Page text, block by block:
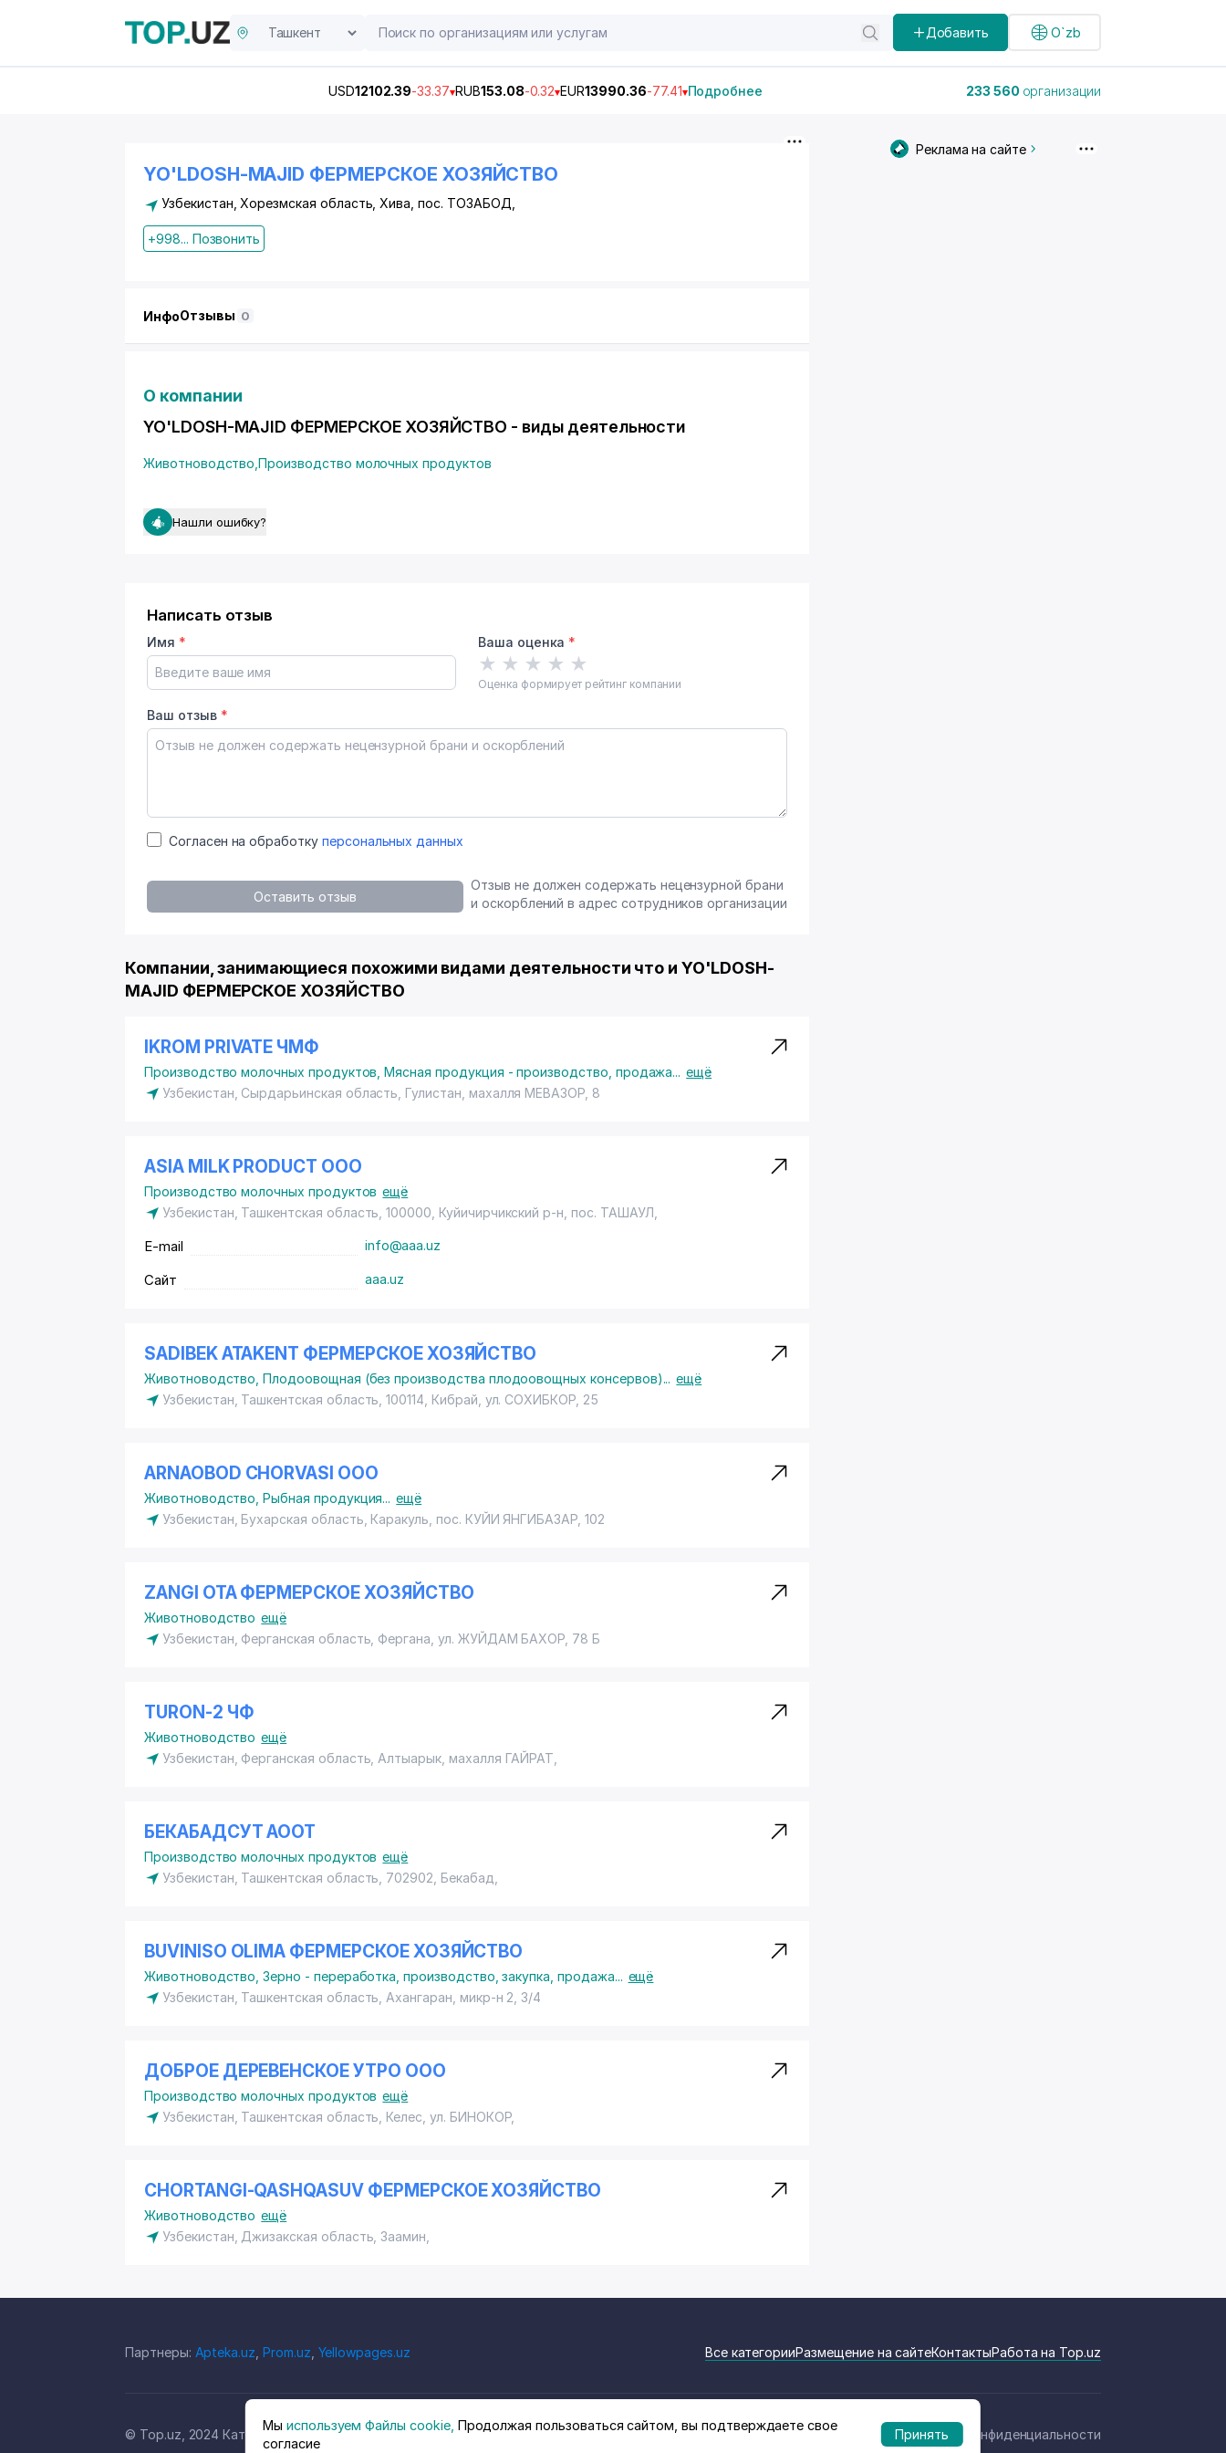
Добавить O`zb
USD12102.39-33.37 RUB153.08-0.32 EUR13990.36-77.41 Подробнее 233 560 организации
YO'LDOSH-MAJID ФЕРМЕРСКОЕ ХОЗЯЙСТВО
Узбекистан, Хорезмская область, Хива,пос. ТОЗАБОД
+998... Позвонить
ИнфоОтзывы 0
О компании
YO'LDOSH-MAJID ФЕРМЕРСКОЕ ХОЗЯЙСТВО - виды деятельности
Животноводство ,Производство молочных продуктов
Нашли ошибку?
Написать отзыв
Имя * Ваша оценка *
★ ★ ★ ★ ★
Оценка формирует рейтинг компании
Ваш отзыв *
Согласен на обработку персональных данных
Оставить отзыв
Отзыв не должен содержать нецензурной брани
и оскорблений в адрес сотрудников организации
Компании, занимающиеся похожими видами деятельности что и YO'LDOSH-
MAJID ФЕРМЕРСКОЕ ХОЗЯЙСТВО
IKROM PRIVATE ЧМФ
Производство молочных продуктов ,Мясная продукция - производство, продажа... ещё
Узбекистан, Сырдарьинская область, Гулистан, махалля МЕВАЗОР , 8
ASIA MILK PRODUCT ООО
Производство молочных продуктов ещё
Узбекистан, Ташкентская область, 100000, Куйичирчикский р-н, пос. ТАШАУЛ
E-mail info@aaa.uz
Сайт aaa.uz
SADIBEK ATAKENT ФЕРМЕРСКОЕ ХОЗЯЙСТВО
Животноводство ,Плодоовощная (без производства плодоовощных консервов)... ещё
Узбекистан, Ташкентская область, 100114, Кибрай, ул. СОХИБКОР, 25
ARNAOBOD CHORVASI ООО
Животноводство ,Рыбная продукция... ещё
Узбекистан, Бухарская область, Каракуль, пос. КУЙИ ЯНГИБАЗАР , 102
ZANGI OTA ФЕРМЕРСКОЕ ХОЗЯЙСТВО
Животноводство ещё
Узбекистан, Ферганская область, Фергана, ул. ЖУЙДАМ БАХОР , 78 Б
TURON-2 ЧФ
Животноводство ещё
Узбекистан, Ферганская область, Алтыарык, махалля ГАЙРАТ
БЕКАБАДСУТ АООТ
Производство молочных продуктов ещё
Узбекистан, Ташкентская область, 702902, Бекабад,
BUVINISO OLIMA ФЕРМЕРСКОЕ ХОЗЯЙСТВО
Животноводство ,Зерно - переработка, производство, закупка, продажа... ещё
Узбекистан, Ташкентская область, Ахангаран, микр-н 2 , 3/4
ДОБРОЕ ДЕРЕВЕНСКОЕ УТРО ООО
Производство молочных продуктов ещё
Узбекистан, Ташкентская область, Келес, ул. БИНОКОР,
CHORTANGI-QASHQASUV ФЕРМЕРСКОЕ ХОЗЯЙСТВО
Животноводство ещё
Узбекистан, Джизакская область, Заамин,
Реклама на сайте
Партнеры: Apteka.uz Prom.uz Yellowpages.uz Все категорииРазмещение на сайтеКонтактыРабота на Top.uz
© Top.uz, 2024 Каталог компаний Узбекистана Политика конфиденциальности
Мы используем Файлы cookie, Продолжая пользоваться сайтом, вы подтверждаете свое
согласие
Принять